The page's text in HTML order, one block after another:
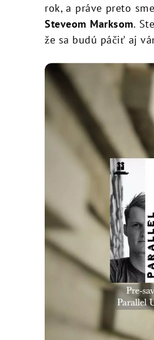
rok, a práve preto
Steveom Marksom.
že sa budú páčiť aj